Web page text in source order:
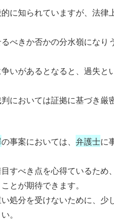
に知られていますが、法律
べきか否かの分水嶺になり
いがあるとなると、過失と
においては証拠に基づき厳
の事案においては、 弁護士に
すべき点を心得ているため
とが期待できます。
処分を受けないために、少
。